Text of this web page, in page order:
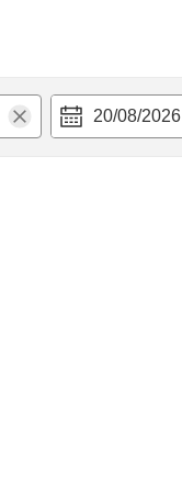
20/08/2026
nghi